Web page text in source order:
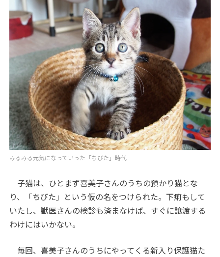
みるみる元気になっていった「ちびた」時代
子猫は、ひとまず喜美子さんのうちの預かり猫とな
り、「ちびた」という仮の名をつけられた。下痢もして
いたし、獣医さんの検診も済まなけば、すぐに譲渡する
わけにはいかない。
毎回、喜美子さんのうちにやってくる新入り保護猫た